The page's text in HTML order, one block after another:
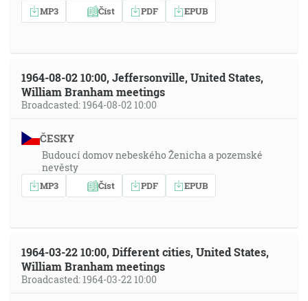
MP3 Číst PDF EPUB
1964-08-02 10:00, Jeffersonville, United States,
William Branham meetings
Broadcasted: 1964-08-02 10:00
ČESKY
Budoucí domov nebeského Ženicha a pozemské
nevěsty
MP3 Číst PDF EPUB
1964-03-22 10:00, Different cities, United States,
William Branham meetings
Broadcasted: 1964-03-22 10:00